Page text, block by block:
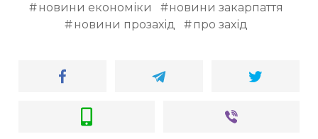
новини економіки
новини закарпаття
новини прозахід
про захід